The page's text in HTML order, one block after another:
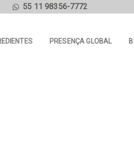
55 11 98356-7772
PRESENÇA GLOBAL